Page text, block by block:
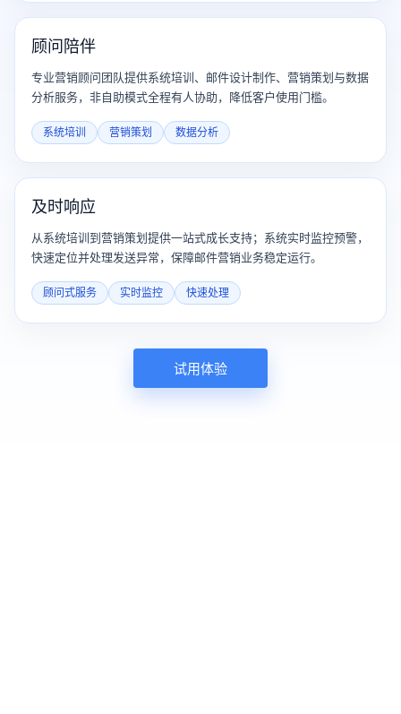
顾问陪伴
专业营销顾问团队提供系统培训、邮件设计制作、营销策划与数据
分析服务，非自助模式全程有人协助，降低客户使用门槛。
系统培训 营销策划 数据分析
及时响应
从系统培训到营销策划提供一站式成长支持；系统实时监控预警，
快速定位并处理发送异常，保障邮件营销业务稳定运行。
顾问式服务 实时监控 快速处理
试用体验